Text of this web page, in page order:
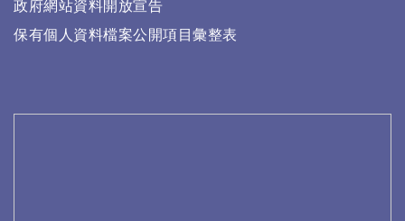
政府網站資料開放宣告
保有個人資料檔案公開項目彙整表